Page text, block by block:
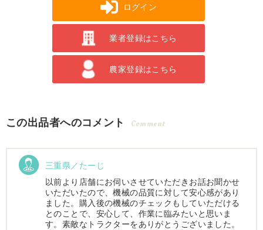
ログイン
業者登録はこちら
農家登録はこちら
この出品者へのコメント Comment
三重県／たーじ
以前より店舗にお伺いさせていただきお話お聞かせ
いただいたので、機械の品質に対して安心感があり
ました。購入後の機械のチェックもしていただける
とのことで、安心して、作業に臨みたいと思いま
す。素敵なトラクターをありがとうございました。